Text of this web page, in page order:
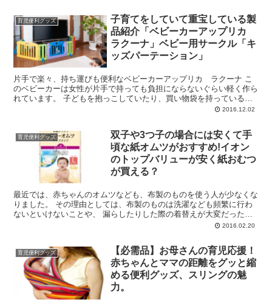
育児便利グッズ
子育てをしていて重宝している製
品紹介「ベビーカーアップリカ
ラクーナ」ベビー用サークル「キ
ッズパーテーション」
片手で楽々、持ち運びも便利なベビーカーアップリカ ラクーナ こ
のベビーカーは女性が片手で持っても負担にならないぐらい軽く作ら
れています。 子どもを抱っこしていたり、買い物袋を持っているな
2016.12.02
育児便利グッズ
双子や3つ子の場合には安くて手
頃な紙オムツがおすすめ!イオン
のトップバリューが安く紙おむつ
が買える？
最近では、赤ちゃんのオムツなども、布製のものを使う人が少なくな
りました。 その理由としては、布製のものは洗濯なども頻繁に行わ
ないといけないことや、 漏らしたりした際の着替えが大変だった
2016.02.20
育児便利グッズ
【必需品】お母さんの育児応援！
赤ちゃんとママの距離をグッと縮
める便利グッズ、スリングの魅
力。